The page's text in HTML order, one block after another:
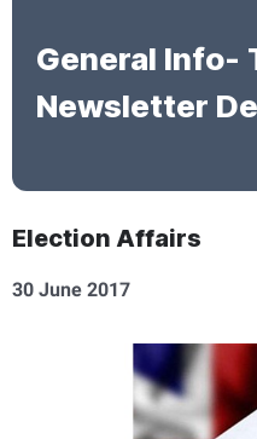
General Info-
Newsletter
Election Affairs
30 June 2017